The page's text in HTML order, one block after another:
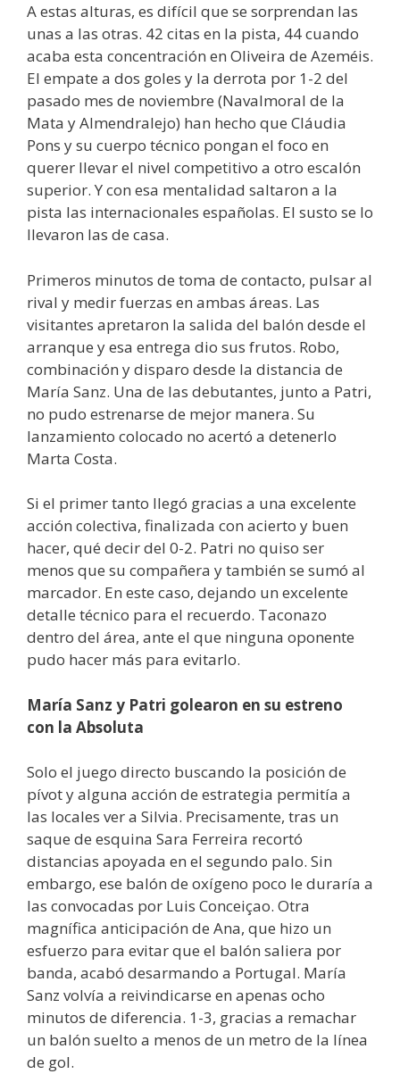
A estas alturas, es difícil que se sorprendan las
unas a las otras. 42 citas en la pista, 44 cuando
acaba esta concentración en Oliveira de Azeméis.
El empate a dos goles y la derrota por 1-2 del
pasado mes de noviembre (Navalmoral de la
Mata y Almendralejo) han hecho que Cláudia
Pons y su cuerpo técnico pongan el foco en
querer llevar el nivel competitivo a otro escalón
superior. Y con esa mentalidad saltaron a la
pista las internacionales españolas. El susto se lo
llevaron las de casa.
Primeros minutos de toma de contacto, pulsar al
rival y medir fuerzas en ambas áreas. Las
visitantes apretaron la salida del balón desde el
arranque y esa entrega dio sus frutos. Robo,
combinación y disparo desde la distancia de
María Sanz. Una de las debutantes, junto a Patri,
no pudo estrenarse de mejor manera. Su
lanzamiento colocado no acertó a detenerlo
Marta Costa.
Si el primer tanto llegó gracias a una excelente
acción colectiva, finalizada con acierto y buen
hacer, qué decir del 0-2. Patri no quiso ser
menos que su compañera y también se sumó al
marcador. En este caso, dejando un excelente
detalle técnico para el recuerdo. Taconazo
dentro del área, ante el que ninguna oponente
pudo hacer más para evitarlo.
María Sanz y Patri golearon en su estreno
con la Absoluta
Solo el juego directo buscando la posición de
pívot y alguna acción de estrategia permitía a
las locales ver a Silvia. Precisamente, tras un
saque de esquina Sara Ferreira recortó
distancias apoyada en el segundo palo. Sin
embargo, ese balón de oxígeno poco le duraría a
las convocadas por Luis Conceiçao. Otra
magnífica anticipación de Ana, que hizo un
esfuerzo para evitar que el balón saliera por
banda, acabó desarmando a Portugal. María
Sanz volvía a reivindicarse en apenas ocho
minutos de diferencia. 1-3, gracias a remachar
un balón suelto a menos de un metro de la línea
de gol.